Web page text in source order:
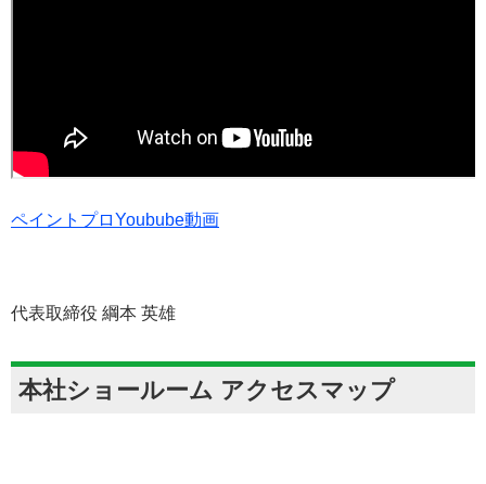
ペイントプロYoubube動画
代表取締役 綱本 英雄
本社ショールーム アクセスマップ